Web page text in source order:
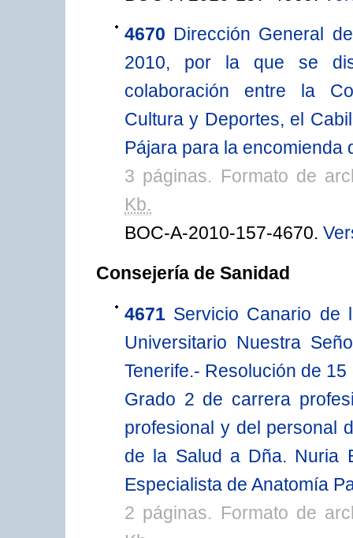
4670 Dirección General
2010, por la que se
colaboración entre la
Cultura y Deportes, el
Pájara para la encomienda
3 páginas. Formato de
Kb.
BOC-A-2010-157-4670.
Consejería de Sanidad
4671 Servicio Canario de
Universitario Nuestra
Tenerife.- Resolución de
Grado 2 de carrera
profesional y del personal
de la Salud a Dña. Nuria
Especialista de Anatomía
2 páginas. Formato de